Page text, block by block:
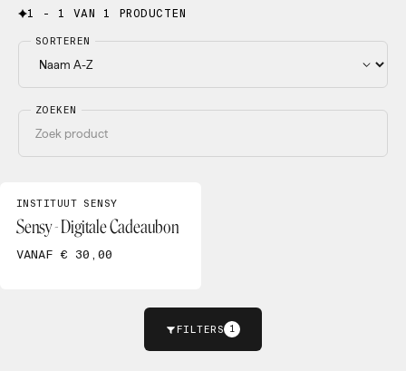
1 - 1 VAN 1 PRODUCTEN
ZOEKEN
SORTEREN
INSTITUUT SENSY
Sensy - Digitale Cadeaubon
VANAF € 30,00
FILTERS 1